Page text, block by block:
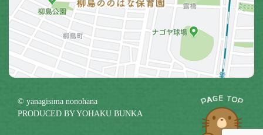
© yanagisima nonohana
PRODUCED BYYOHAKU BUNKA